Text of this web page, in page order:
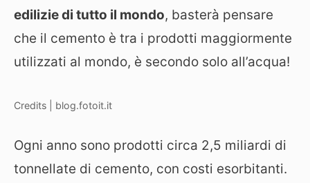
edilizie di tutto il mondo, basterà pensare
che il cemento è tra i prodotti maggiormente
utilizzati al mondo, è secondo solo all’acqua!
Credits | blog.fotoit.it
Ogni anno sono prodotti circa 2,5 miliardi di
tonnellate di cemento, con costi esorbitanti.